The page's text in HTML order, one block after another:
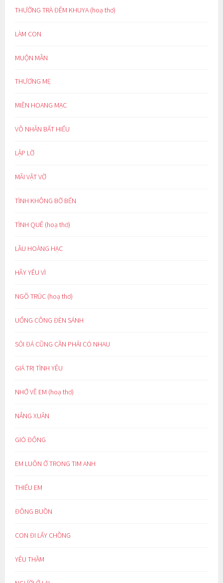
THƯỞNG TRÀ ĐÊM KHUYA (hoạ thơ)
LÀM CON
MUỘN MẰN
THƯƠNG MẸ
MIỀN HOANG MẠC
VÔ NHÂN BẤT HIẾU
LẬP LỜ
MÃI VẬT VỜ
TÌNH KHÔNG BỜ BẾN
TÌNH QUÊ (hoạ thơ)
LẦU HOÀNG HẠC
HÃY YÊU VÌ
NGÕ TRÚC (hoạ thơ)
UỔNG CÔNG ĐÈN SÁNH
SỎI ĐÁ CŨNG CẦN PHẢI CÓ NHAU
GIÁ TRỊ TÌNH YÊU
NHỚ VỀ EM (hoạ thơ)
NẮNG XUÂN
GIÓ ĐÔNG
EM LUÔN Ở TRONG TIM ANH
THIẾU EM
ĐÔNG BUỒN
CON ĐI LẤY CHỒNG
YÊU THẦM